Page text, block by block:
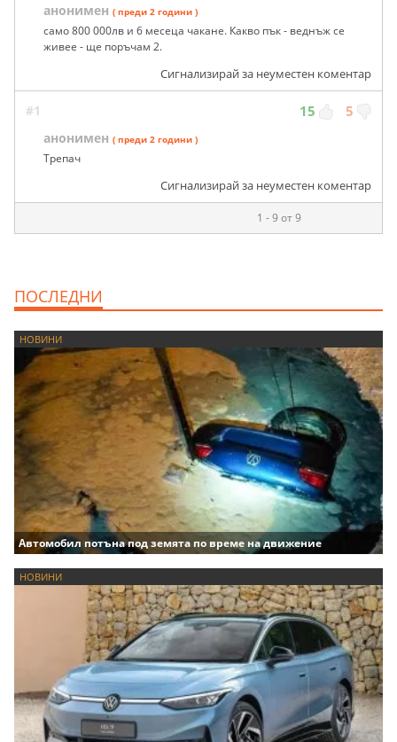
анонимен ( преди 2 години )
само 800 000лв и 6 месеца чакане. Какво пък - веднъж се
живее - ще поръчам 2.
Сигнализирай за неуместен коментар
#1 15 5
анонимен ( преди 2 години )
Трепач
Сигнализирай за неуместен коментар
1 - 9 от 9
ПОСЛЕДНИ
НОВИНИ
Автомобил потъна под земята по време на движение
НОВИНИ